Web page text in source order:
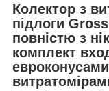
Колектор з
підлоги
повністю з
комплект